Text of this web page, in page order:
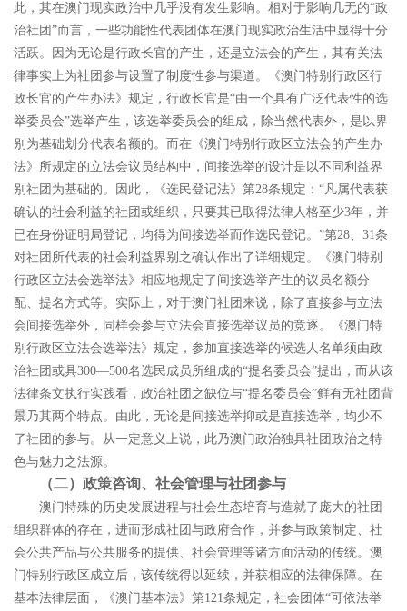
此，其在澳门现实政治中几乎没有发生影响。相对于影响几无的“政
治社团 ”而言，一些功能性代表团体在澳门现实政治生活中显得十分
活跃。因为无论是行政长官的产生，还是立法会的产生，其有关法
律事实上为社团参与设置了制度性参与渠道。《澳门特别行政区行
政长官的产生办法》规定，行政长官是“由一个具有广泛代表性的选
举委员会”选举产生，该选举委员会的组成，除当然代表外，是以界
别为基础划分代表名额的。而在《澳门特别行政区立法会的产生办
法》所规定的立法会议员结构中，间接选举的设计是以不同利益界
别社团为基础的。因此，《选民登记法》第28条规定： “凡属代表获
确认的社会利益的社团或组织，只要其已取得法律人格至少3年，并
已在身份证明局登记，均得为间接选举而作选民登记。 ”第28、 31条
对社团所代表的社会利益界别之确认作出了详细规定。
《澳门特别
行政区立法会选举法》相应地规定了间接选举产生的议员名额分
配、提名方式等。实际上，对于澳门社团来说，除了直接参与立法
会间接选举外，同样会参与立法会直接选举议员的竞逐。《澳门特
别行政区立法会选举法》规定，参加直接选举的候选人名单须由政
治社团或具300―500名选民成员所组成的“提名委员会”提出，而从该
法律条文执行实践看，政治社团之缺位与“提名委员会”鲜有无社团背
景乃其两个特点。由此，无论是间接选举抑或是直接选举，均少不
了社团的参与。从一定意义上说，此乃澳门政治独具社团政治之特
色与魅力之法源。
（二）政策咨询、社会管理与社团参与
澳门特殊的历史发展进程与社会生态培育与造就了庞大的社团
组织群体的存在，进而形成社团与政府合作，并参与政策制定、社
会公共产品与公共服务的提供、社会管理等诸方面活动的传统。澳
门特别行政区成立后，该传统得以延续，并获相应的法律保障。在
基本法律层面，《澳门基本法》第121条规定，社会团体“可依法举